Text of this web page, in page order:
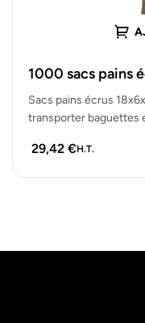
1000 sacs pains
Sacs pains écrus
transporter baguettes
29,42 €H.T.